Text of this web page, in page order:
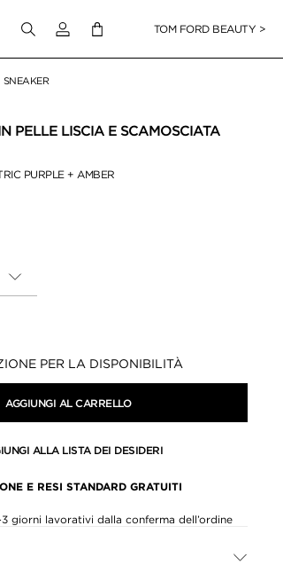
Accedi al tuo accountTOM FORD BEAUTY >
SNEAKER
PELLE LISCIA E SCAMOSCIATA
da
PURPLE + AMBER
PER LA DISPONIBILITÀ
AGGIUNGI AL CARRELLO
ALLA LISTA DEI DESIDERI
E RESI STANDARD GRATUITI
giorni lavorativi dalla conferma dell’ordine